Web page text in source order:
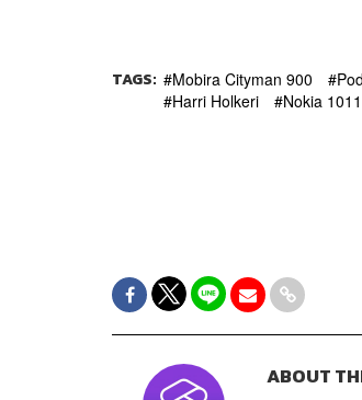
TAGS: Mobira Cityman 900
Harri Holkeri
Nokia 1011
ABOUT